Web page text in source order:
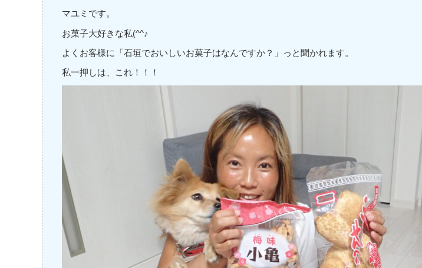
マユミです。
お菓子大好きな私(^^♪
よくお客様に「石垣でおいしいお菓子はなんですか？」っと聞かれます。
私一押しは、これ！！！